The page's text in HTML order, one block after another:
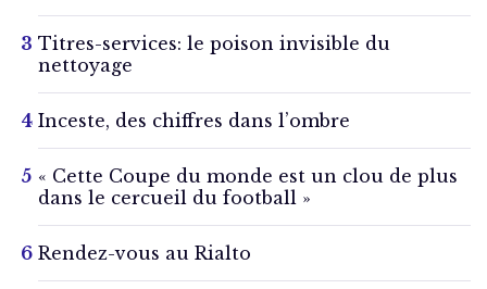
Titres-services: le poison invisible du
nettoyage
Inceste, des chiffres dans l’ombre
« Cette Coupe du monde est un clou de plus
dans le cercueil du football »
Rendez-vous au Rialto